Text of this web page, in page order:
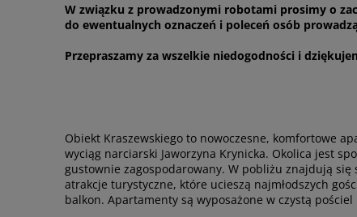
W związku z prowadzonymi robotami prosimy o
do ewentualnych oznaczeń i poleceń osób
Przepraszamy za wszelkie niedogodności i
Obiekt Kraszewskiego to nowoczesne, komfortowe
wyciąg narciarski Jaworzyna Krynicka. Okolica jest
gustownie zagospodarowany. W pobliżu znajdują
atrakcje turystyczne, które ucieszą najmłodszych
balkon. Apartamenty są wyposażone w czystą